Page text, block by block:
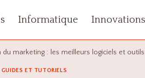
Informatique Innovations
du marketing : les meilleurs logiciels et
GUIDES ET TUTORIELS